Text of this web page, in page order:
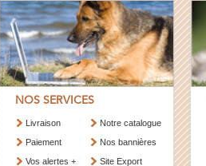
NOS SERVICES
Livraison
Paiement
Vos alertes +
Notre catalogue
Nos bannières
Site Export